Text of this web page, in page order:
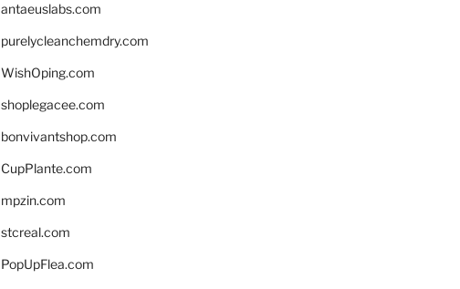
antaeuslabs.com
purelycleanchemdry.com
WishOping.com
shoplegacee.com
bonvivantshop.com
CupPlante.com
mpzin.com
stcreal.com
PopUpFlea.com